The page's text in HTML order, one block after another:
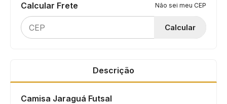
Calcular Frete Não sei meu CEP
Calcular
Descrição
Camisa Jaraguá Futsal